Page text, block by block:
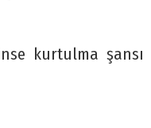
kurtulma şansı